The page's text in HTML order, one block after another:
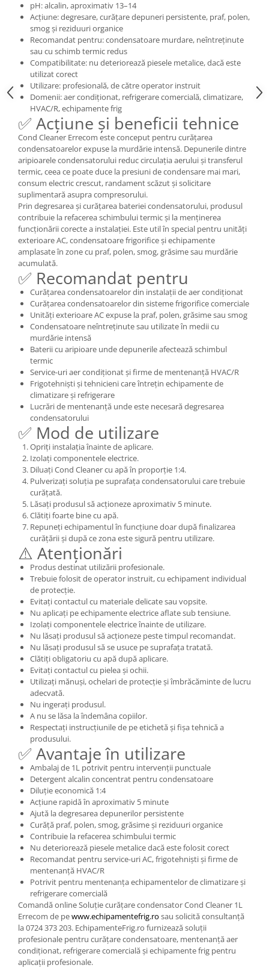
pH: alcalin, aproximativ 13–14
Acțiune: degresare, curățare depuneri persistente, praf, polen,
smog și reziduuri organice
Recomandat pentru: condensatoare murdare, neîntreținute
sau cu schimb termic redus
Compatibilitate: nu deteriorează piesele metalice, dacă este
utilizat corect
Utilizare: profesională, de către operator instruit
Domenii: aer condiționat, refrigerare comercială, climatizare,
HVAC/R, echipamente frig
✅ Acțiune și beneficii tehnice
Cond Cleaner Errecom este conceput pentru curățarea
condensatoarelor expuse la murdărie intensă. Depunerile dintre
aripioarele condensatorului reduc circulația aerului și transferul
termic, ceea ce poate duce la presiuni de condensare mai mari,
consum electric crescut, randament scăzut și solicitare
suplimentară asupra compresorului.
Prin degresarea și curățarea bateriei condensatorului, produsul
contribuie la refacerea schimbului termic și la menținerea
funcționării corecte a instalației. Este util în special pentru unități
exterioare AC, condensatoare frigorifice și echipamente
amplasate în zone cu praf, polen, smog, grăsime sau murdărie
acumulată.
✅ Recomandat pentru
Curățarea condensatoarelor din instalații de aer condiționat
Curățarea condensatoarelor din sisteme frigorifice comerciale
Unități exterioare AC expuse la praf, polen, grăsime sau smog
Condensatoare neîntreținute sau utilizate în medii cu
murdărie intensă
Baterii cu aripioare unde depunerile afectează schimbul
termic
Service-uri aer condiționat și firme de mentenanță HVAC/R
Frigotehniști și tehnicieni care întrețin echipamente de
climatizare și refrigerare
Lucrări de mentenanță unde este necesară degresarea
condensatorului
✅ Mod de utilizare
Opriți instalația înainte de aplicare.
Izolați componentele electrice.
Diluați Cond Cleaner cu apă în proporție 1:4.
Pulverizați soluția pe suprafața condensatorului care trebuie
curățată.
Lăsați produsul să acționeze aproximativ 5 minute.
Clătiți foarte bine cu apă.
Repuneți echipamentul în funcțiune doar după finalizarea
curățării și după ce zona este sigură pentru utilizare.
⚠️ Atenționări
Produs destinat utilizării profesionale.
Trebuie folosit de operator instruit, cu echipament individual
de protecție.
Evitați contactul cu materiale delicate sau vopsite.
Nu aplicați pe echipamente electrice aflate sub tensiune.
Izolați componentele electrice înainte de utilizare.
Nu lăsați produsul să acționeze peste timpul recomandat.
Nu lăsați produsul să se usuce pe suprafața tratată.
Clătiți obligatoriu cu apă după aplicare.
Evitați contactul cu pielea și ochii.
Utilizați mănuși, ochelari de protecție și îmbrăcăminte de lucru
adecvată.
Nu ingerați produsul.
A nu se lăsa la îndemâna copiilor.
Respectați instrucțiunile de pe etichetă și fișa tehnică a
produsului.
✅ Avantaje în utilizare
Ambalaj de 1L potrivit pentru intervenții punctuale
Detergent alcalin concentrat pentru condensatoare
Diluție economică 1:4
Acțiune rapidă în aproximativ 5 minute
Ajută la degresarea depunerilor persistente
Curăță praf, polen, smog, grăsime și reziduuri organice
Contribuie la refacerea schimbului termic
Nu deteriorează piesele metalice dacă este folosit corect
Recomandat pentru service-uri AC, frigotehniști și firme de
mentenanță HVAC/R
Potrivit pentru mentenanța echipamentelor de climatizare și
refrigerare comercială
Comandă online Soluție curățare condensator Cond Cleaner 1L
Errecom de pewww.echipamentefrig.ro sau solicită consultanță
la 0724 373 203. EchipamenteFrig.ro furnizează soluții
profesionale pentru curățare condensatoare, mentenanță aer
condiționat, refrigerare comercială și echipamente frig pentru
aplicații profesionale.